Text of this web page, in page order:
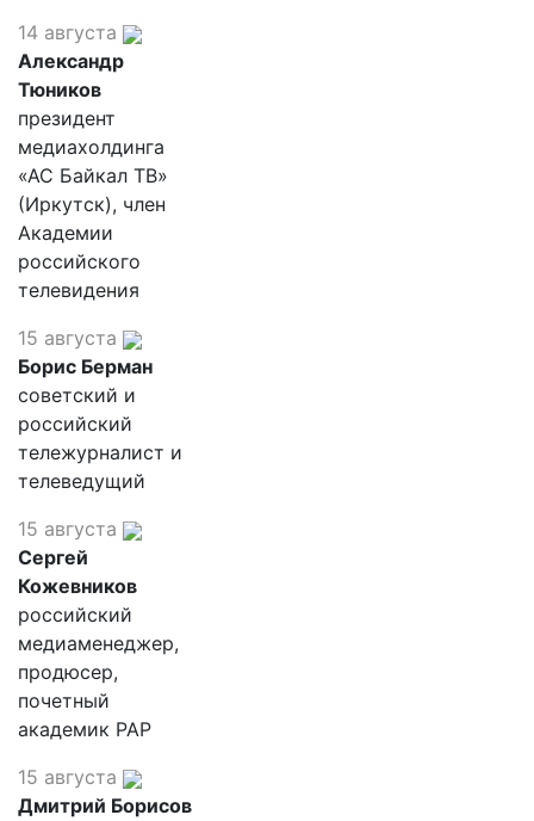
14 августа
Александр
Тюников
президент
медиахолдинга
«АС Байкал ТВ»
(Иркутск), член
Академии
российского
телевидения
15 августа
Борис Берман
советский и
российский
тележурналист и
телеведущий
15 августа
Сергей
Кожевников
российский
медиаменеджер,
продюсер,
почетный
академик РАР
15 августа
Дмитрий Борисов